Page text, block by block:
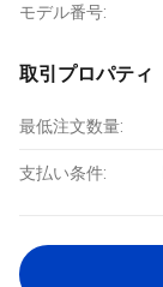
モデル番号:
取引プロパティ
最低注文数量:
支払い条件: